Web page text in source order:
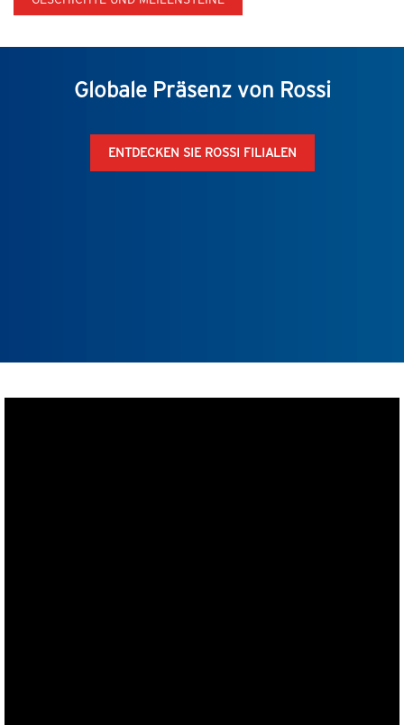
Globale Präsenz von Rossi
ENTDECKEN SIE ROSSI FILIALEN